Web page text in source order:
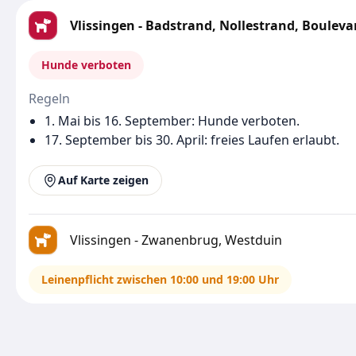
Vlissingen - Badstrand, Nollestrand,
Hunde verboten
Regeln
1. Mai bis 16. September: Hunde verboten.
17. September bis 30. April: freies Laufen erlaubt.
Auf Karte zeigen
Vlissingen - Zwanenbrug, Westduin
Leinenpflicht zwischen 10:00 und 19:00 Uhr